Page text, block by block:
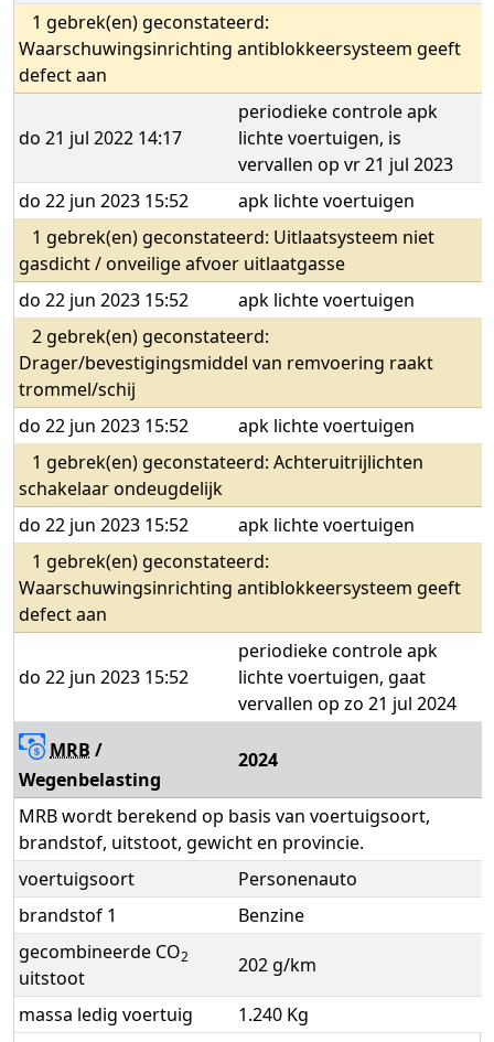
1 gebrek(en) geconstateerd:
Waarschuwingsinrichting antiblokkeersysteem geeft
defect aan
do 21 jul 2022 14:17
periodieke controle apk
lichte voertuigen, is
vervallen op vr 21 jul 2023
do 22 jun 2023 15:52
apk lichte voertuigen
1 gebrek(en) geconstateerd: Uitlaatsysteem niet
gasdicht / onveilige afvoer uitlaatgasse
do 22 jun 2023 15:52
apk lichte voertuigen
2 gebrek(en) geconstateerd:
Drager/bevestigingsmiddel van remvoering raakt
trommel/schij
do 22 jun 2023 15:52
apk lichte voertuigen
1 gebrek(en) geconstateerd: Achteruitrijlichten
schakelaar ondeugdelijk
do 22 jun 2023 15:52
apk lichte voertuigen
1 gebrek(en) geconstateerd:
Waarschuwingsinrichting antiblokkeersysteem geeft
defect aan
do 22 jun 2023 15:52
periodieke controle apk
lichte voertuigen, gaat
vervallen op zo 21 jul 2024
MRB /
Wegenbelasting
2024
MRB wordt berekend op basis van voertuigsoort,
brandstof, uitstoot, gewicht en provincie.
voertuigsoort
Personenauto
brandstof 1
Benzine
gecombineerde CO2
uitstoot
202 g/km
massa ledig voertuig 1.240 Kg